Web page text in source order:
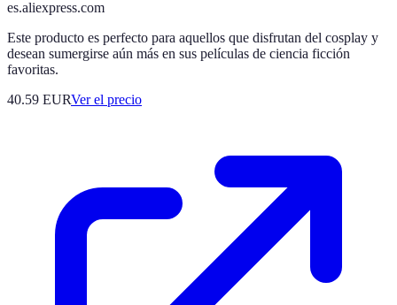
es.aliexpress.com
Este producto es perfecto para aquellos que disfrutan del cosplay y
desean sumergirse aún más en sus películas de ciencia ficción
favoritas.
40.59 EURVer el precio